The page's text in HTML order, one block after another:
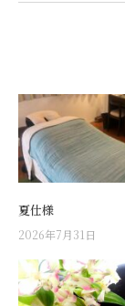
夏仕様
2026年7月31日